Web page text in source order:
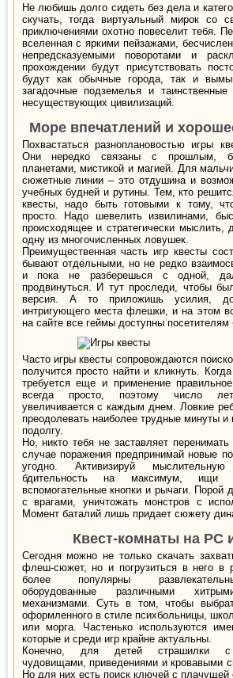
Не любишь долго сидеть без дела и
скучать, тогда виртуальный мирок со
приключениями охотно повеселит тебя.
вселенная с яркими пейзажами,
непредсказуемыми поворотами и
прохождении будут присутствовать
будут как обычные города, так и
загадочные подземелья и
несуществующих цивилизаций.
Море впечатлений и
Похвастаться разноплановостью игры
Они нередко связаны с прошлым,
планетами, мистикой и магией. Для
сюжетные линии – это отдушина и
учебных будней и рутины. Тем, кто
квесты, надо быть готовыми к тому,
просто. Надо шевелить извилинами,
происходящее и стратегически мыслить,
одну из многочисленных ловушек.
Преимущественная часть игр квесты
бывают отдельными, но не редко
и пока не разберешься с одной,
продвинуться. И тут проследи, чтобы
версия. А то приложишь усилия,
интригующего места флешки, и на этом
на сайте все геймы доступны посетителям
Часто игры квесты сопровождаются
получится просто найти и кликнуть.
требуется еще и применение
всегда просто, поэтому число
увеличивается с каждым днем. Ловкие
преодолевать наиболее трудные минуты и
подолгу.
Но, никто тебя не заставляет
случае поражения предпринимай новые
угодно. Активизируй
бдительность на максимум, ищи
вспомогательные кнопки и рычаги. Порой
с врагами, уничтожать монстров с
Момент баталий лишь придает сюжету
Квест-комнаты на PC
Сегодня можно не только скачать
флеш-сюжет, но и погрузиться в него в
более популярны
оборудованные различными
механизмами. Суть в том, чтобы
оформленного в стиле психбольницы,
или морга. Частенько используются
которые и среди игр крайне актуальны.
Конечно, для детей страшилки с
чудовищами, приведениями и кровавыми
Но для них есть поиск ключей с плачущей